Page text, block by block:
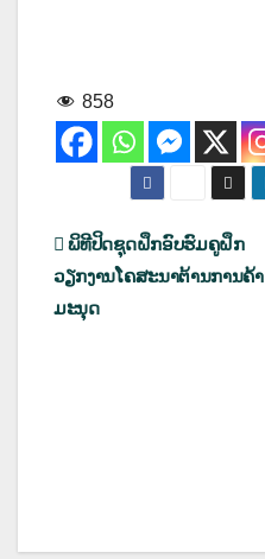
858
ເມ
ນູນ
ພິທີປິດຊຸດຝຶກອົບຮົມຄູຝຶກ
ວຽກງານໂຄສະນາຕ້ານການຄ້າ
ມະນຸດ